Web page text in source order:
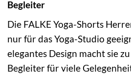
Begleiter
Die FALKE Yoga-Shorts
nur für das Yoga-Studio
elegantes Design macht sie
Begleiter für viele